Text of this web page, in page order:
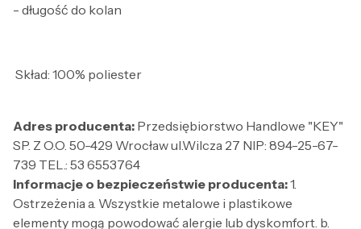
- długość do kolan
Skład: 100% poliester
Adres producenta: Przedsiębiorstwo Handlowe "KEY"
SP. Z O.O. 50-429 Wrocław ul.Wilcza 27 NIP: 894-25-67-
739 TEL.: 53 6553764
Informacje o bezpieczeństwie producenta:1.
Ostrzeżenia a. Wszystkie metalowe i plastikowe
elementy mogą powodować alergie lub dyskomfort. b.